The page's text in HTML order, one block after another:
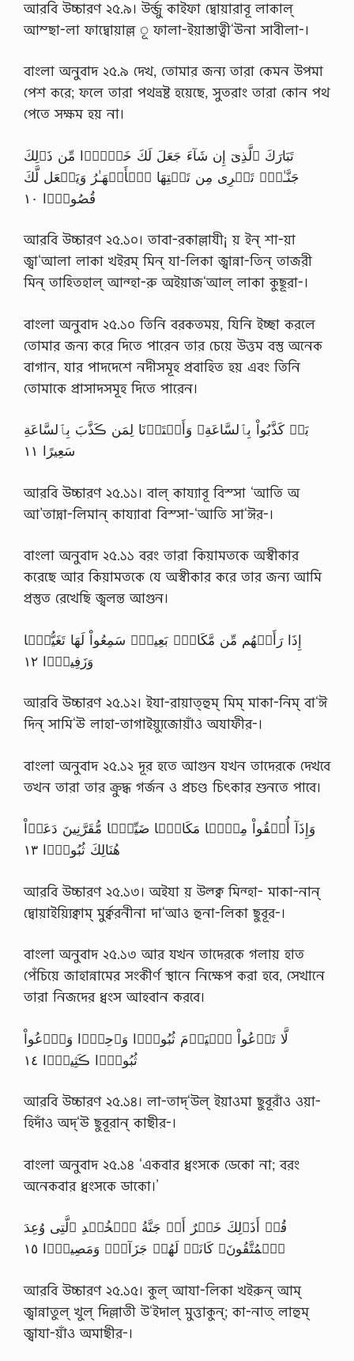
আরবি উচ্চারণ ২৫.৯। উর্ন্জু কাইফা দ্বোয়ারাবূ লাকাল্
আম্ছা-লা ফাদ্বোয়াল্ল ূ ফালা-ইয়াস্তাত্বী‘ঊনা সাবীলা-।
বাংলা অনুবাদ ২৫.৯ দেখ, তোমার জন্য তারা কেমন উপমা
পেশ করে; ফলে তারা পথভ্রষ্ট হয়েছে, সুতরাং তারা কোন পথ
পেতে সক্ষম হয় না।
تَبَارَكَ ٱلَّذِىٓ إِن شَآءَ جَعَلَ لَكَ خَيۡرً۬ا مِّن ذَٲلِكَ
جَنَّـٰتٍ۬ تَجۡرِى مِن تَحۡتِهَا ٱلۡأَنۡهَـٰرُ وَيَجۡعَل لَّكَ
قُصُورَۢا ١٠
আরবি উচ্চারণ ২৫.১০। তাবা-রকাল্লাযী¡ য় ইন্ শা-য়া
জ্বা‘আলা লাকা খইরম্ মিন্ যা-লিকা জ্বান্না-তিন্ তাজরী
মিন্ তাহ্তিহাল্ আন্হা-রু অইয়াজ‘আল্ লাকা কুছূরা-।
বাংলা অনুবাদ ২৫.১০ তিনি বরকতময়, যিনি ইচ্ছা করলে
তোমার জন্য করে দিতে পারেন তার চেয়ে উত্তম বস্তু অনেক
বাগান, যার পাদদেশে নদীসমূহ প্রবাহিত হয় এবং তিনি
তোমাকে প্রাসাদসমূহ দিতে পারেন।
بَلۡ كَذَّبُواْ بِٱلسَّاعَةِ‌ۖ وَأَعۡتَدۡنَا لِمَن ڪَذَّبَ بِٱلسَّاعَةِ
سَعِيرًا ١١
আরবি উচ্চারণ ২৫.১১। বাল্ কায্যাবূ বিস্সা ‘আতি অ
আ’তাদ্না-লিমান্ কায্যাবা বিস্সা-‘আতি সা‘ঈর-।
বাংলা অনুবাদ ২৫.১১ বরং তারা কিয়ামতকে অস্বীকার
করেছে আর কিয়ামতকে যে অস্বীকার করে তার জন্য আমি
প্রস্তুত রেখেছি জ্বলন্ত আগুন।
إِذَا رَأَتۡهُم مِّن مَّكَانِۭ بَعِيدٍ۬ سَمِعُواْ لَهَا تَغَيُّظً۬ا
وَزَفِيرً۬ا ١٢
আরবি উচ্চারণ ২৫.১২। ইযা-রায়াত্হুম্ মিম্ মাকা-নিম্ বা‘ঈ
দিন্ সামি‘ঊ লাহা-তাগাইয়্যুজোয়াঁও অযাফীর-।
বাংলা অনুবাদ ২৫.১২ দূর হতে আগুন যখন তাদেরকে দেখবে
তখন তারা তার ক্রুদ্ধ গর্জন ও প্রচণ্ড চিৎকার শুনতে পাবে।
وَإِذَآ أُلۡقُواْ مِنۡہَا مَكَانً۬ا ضَيِّقً۬ا مُّقَرَّنِينَ دَعَوۡاْ
هُنَالِكَ ثُبُورً۬ا ١٣
আরবি উচ্চারণ ২৫.১৩। অইযা য় উল্ক্ব মিন্হা- মাকা-নান্
দ্বোয়াইয়্যিক্বাম্ মুর্ক্বরনীনা দা‘আও হুনা-লিকা ছুবূর-।
বাংলা অনুবাদ ২৫.১৩ আর যখন তাদেরকে গলায় হাত
পেঁচিয়ে জাহান্নামের সংকীর্ণ স্থানে নিক্ষেপ করা হবে, সেখানে
তারা নিজদের ধ্বংস আহবান করবে।
لَّا تَدۡعُواْ ٱلۡيَوۡمَ ثُبُورً۬ا وَٲحِدً۬ا وَٱدۡعُواْ
ثُبُورً۬ا ڪَثِيرً۬ا ١٤
আরবি উচ্চারণ ২৫.১৪। লা-তাদ্‘উল্ ইয়াওমা ছুবূরাঁও ওয়া-
হিদাঁও অদ্‘ঊ ছুবূরান্ কাছীর-।
বাংলা অনুবাদ ২৫.১৪ ‘একবার ধ্বংসকে ডেকো না; বরং
অনেকবার ধ্বংসকে ডাকো।’
قُلۡ أَذَٲلِكَ خَيۡرٌ أَمۡ جَنَّةُ ٱلۡخُلۡدِ ٱلَّتِى وُعِدَ
ٱلۡمُتَّقُونَ‌ۚ كَانَتۡ لَهُمۡ جَزَآءً۬ وَمَصِيرً۬ا ١٥
আরবি উচ্চারণ ২৫.১৫। কুল্ আযা-লিকা খইরুন্ আম্
জ্বান্নাতুল্ খুল্ দিল্লাতী উ‘ইদাল্ মুত্তাকুন্; কা-নাত্ লাহুম্
জ্বাযা-য়াঁও অমাছীর-।